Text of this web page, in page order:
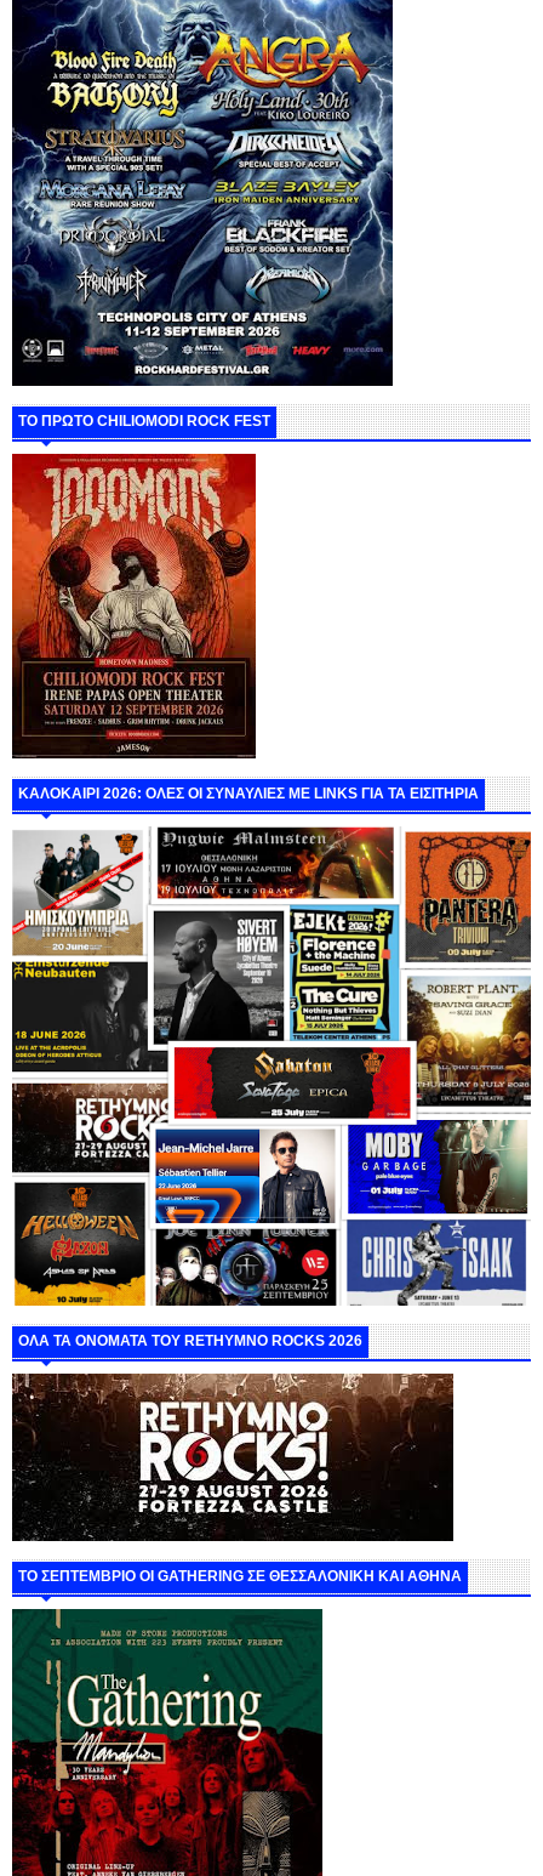
ΤΟ ΠΡΩΤΟ CHILIOMODI ROCK FEST
ΚΑΛΟΚΑΙΡΙ 2026: ΟΛΕΣ ΟΙ ΣΥΝΑΥΛΙΕΣ ΜΕ LINKS ΓΙΑ ΤΑ ΕΙΣΙΤΗΡΙΑ
ΟΛΑ ΤΑ ΟΝΟΜΑΤΑ ΤΟΥ RETHYMNO ROCKS 2026
ΤΟ ΣΕΠΤΕΜΒΡΙΟ ΟΙ GATHERING ΣΕ ΘΕΣΣΑΛΟΝΙΚΗ ΚΑΙ ΑΘΗΝΑ